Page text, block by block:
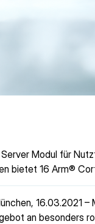
Modul für
bietet 16 Arm®
16.03.2021
an besonders